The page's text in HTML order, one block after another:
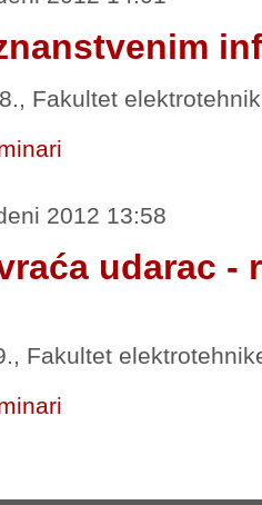
Fakultet
2012 13:58
udarac -
Fakultet